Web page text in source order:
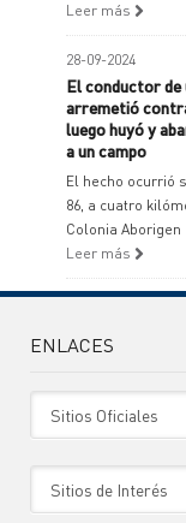
Leer más
28-09-2024
El conductor de
arremetió
luego huyó y
a un campo
El hecho ocurrió
86, a cuatro
Colonia Aborigen
Leer más
ENLACES